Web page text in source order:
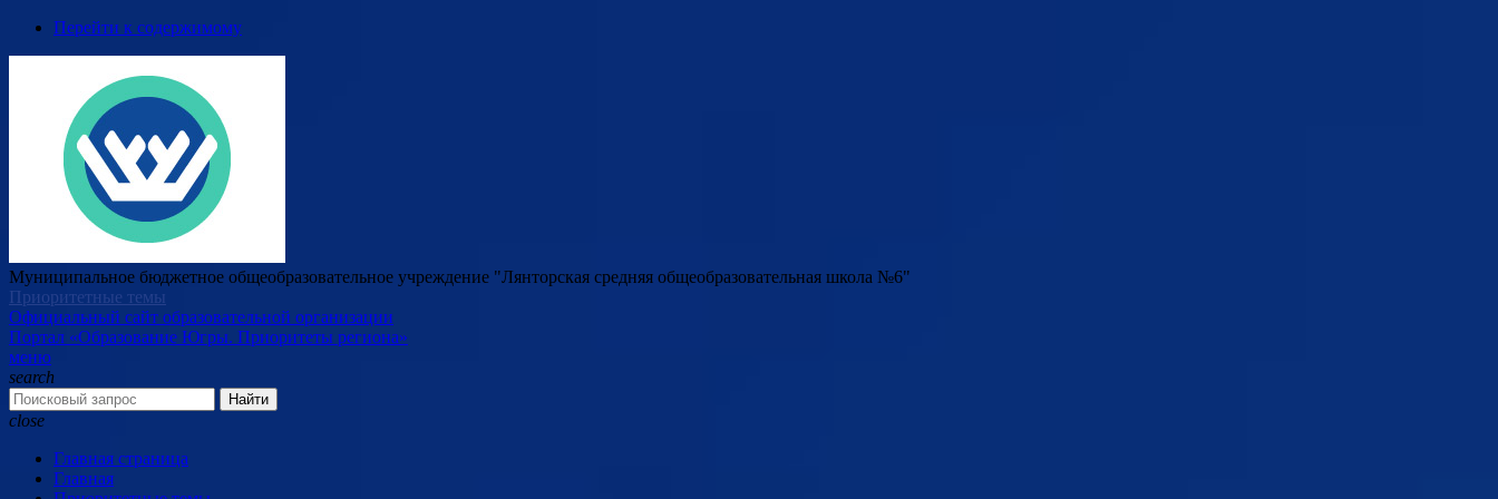
Перейти к содержимому
Муниципальное бюджетное общеобразовательное учреждение "Лянторская средняя общеобразовательная школа №6"
Приоритетные темы
Официальный сайт образовательной организации
Портал «Образование Югры. Приоритеты региона»
меню
search
Найти
close
Главная страница
Главная